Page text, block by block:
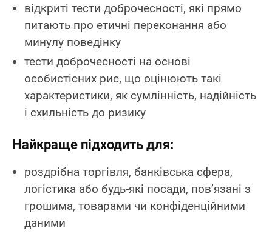
відкриті тести доброчесності, які прямо
питають про етичні переконання або
минулу поведінку
тести доброчесності на основі
особистісних рис, що оцінюють такі
характеристики, як сумлінність, надійність
і схильність до ризику
Найкраще підходить для:
роздрібна торгівля, банківська сфера,
логістика або будь-які посади, пов’язані з
грошима, товарами чи конфіденційними
даними